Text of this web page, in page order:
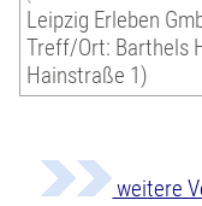
Leipzig Erleben
Treff/Ort: Barthels
Hainstraße 1)
weitere